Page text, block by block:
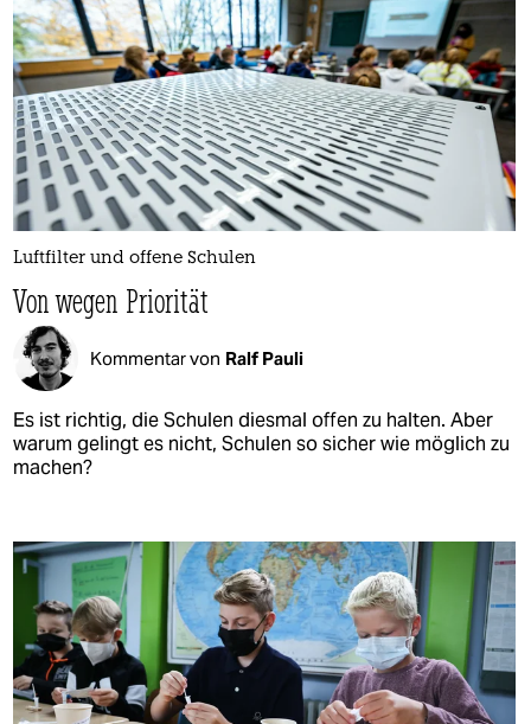
Luftfilter und offene Schulen
Von wegen Priorität
Kommentar von Ralf Pauli
Es ist richtig, die Schulen diesmal offen zu halten. Aber
warum gelingt es nicht, Schulen so sicher wie möglich zu
machen?